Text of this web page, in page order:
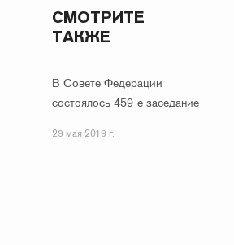
СМОТРИТЕ
ТАКЖЕ
В Совете Федерации
состоялось 459-е заседание
29 мая 2019 г.